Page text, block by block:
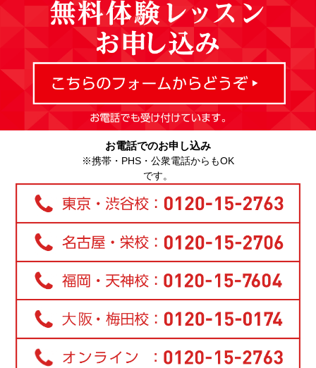
お電話でのお申し込み
※携帯・PHS・公衆電話からもOK
です。